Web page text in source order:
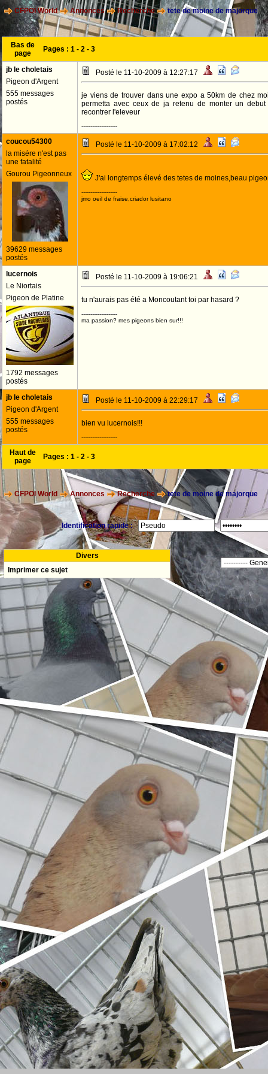
CFPOI World Annonces Recherche tete de moine de majorque
Bas de
page
Pages : 1 - 2 - 3
jb le choletais
Pigeon d'Argent
555 messages
postés
Posté le 11-10-2009 à 12:27:17
je viens de trouver dans une expo a 50km de chez
permetta avec ceux de ja retenu de monter un
recontrer l'eleveur
--------------------
coucou54300
la misére n'est pas
une fatalité
Gourou Pigeonneux
39629 messages
postés
Posté le 11-10-2009 à 17:02:12
J'ai longtemps élevé des tetes de moines,beau
--------------------
jmo oeil de fraise,criador lusitano
lucernois
Le Niortais
Pigeon de Platine
1792 messages
postés
Posté le 11-10-2009 à 19:06:21
tu n'aurais pas été a Moncoutant toi par hasard ?
--------------------
ma passion? mes pigeons bien sur!!!
jb le choletais
Pigeon d'Argent
555 messages
postés
Posté le 11-10-2009 à 22:29:17
bien vu lucernois!!!
--------------------
Haut de
page
Pages : 1 - 2 - 3
CFPOI World Annonces Recherche tete de moine de majorque
Identification rapide :
Divers
Imprimer ce sujet